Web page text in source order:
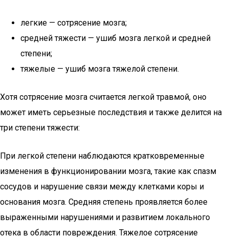
легкие — сотрясение мозга;
средней тяжести — ушиб мозга легкой и средней
степени;
тяжелые — ушиб мозга тяжелой степени.
Хотя сотрясение мозга считается легкой травмой, оно
может иметь серьезные последствия и также делится на
три степени тяжести:
При легкой степени наблюдаются кратковременные
изменения в функционировании мозга, такие как спазм
сосудов и нарушение связи между клетками коры и
основания мозга. Средняя степень проявляется более
выраженными нарушениями и развитием локального
отека в области повреждения. Тяжелое сотрясение